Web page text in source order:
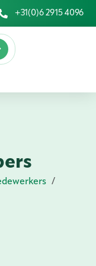
+31(0)6 2915 4096